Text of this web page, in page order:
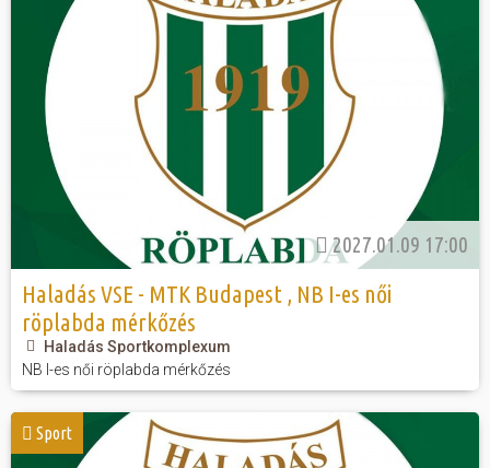
2027.01.09 17:00
Haladás VSE - MTK Budapest , NB I-es női
röplabda mérkőzés
Haladás Sportkomplexum
NB I-es női röplabda mérkőzés
Sport